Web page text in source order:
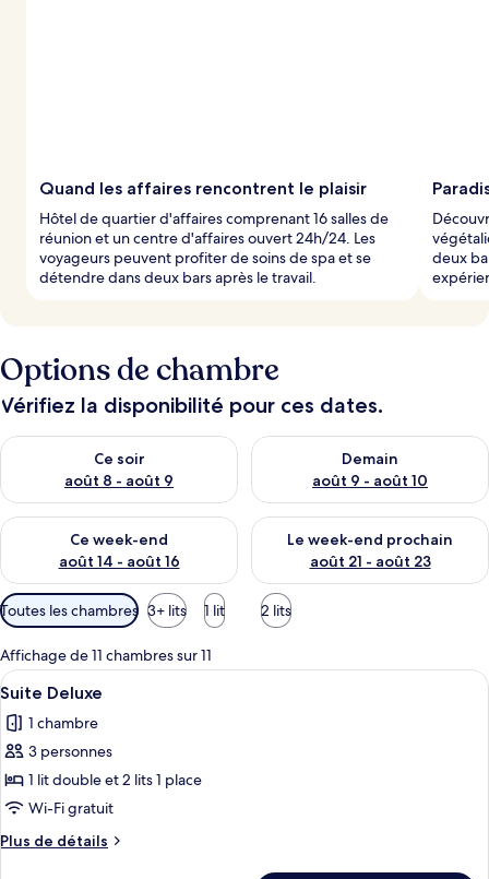
Quand les affaires rencontrent le plaisir
Hôtel de quartier d'affaires comprenant 16 salles de
réunion et un centre d'affaires ouvert 24h/24. Les
voyageurs peuvent profiter de soins de spa et se
détendre dans deux bars après le travail.
deux
Options de chambre
Vérifiez la disponibilité pour ces dates.
Ce soir
août 8 - août 9
Vérifier la disponibilité pour ce soir août 8 - août 9
Demain
août 9 - août 10
Vérifier la disponibilité pour
Ce week-end
août 14 - août 16
Vérifier la disponibilité pour ce week-end août 14 - août 16
Le week-end prochain
août 21 - août 23
Vérifier la disponibilité pour
Filtres
disponibles
pour
les
chambres
Toutes les chambres 3+ lits 1 lit 2 lits
Affichage de 11 chambres sur 11
Afficher
toutes
les
photos
pour
ce
type
de
Une chambre d’hôtel avec un tapis
5
Suite Deluxe
1 chambre
3 personnes
1 lit double et 2 lits 1 place
Wi-Fi gratuit
Plus de détails
Plus